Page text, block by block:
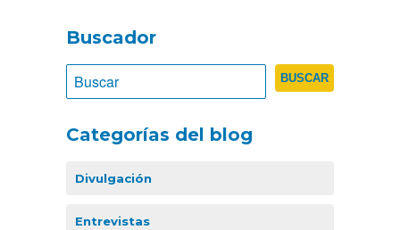
Buscador
Categorías del blog
Divulgación
Entrevistas